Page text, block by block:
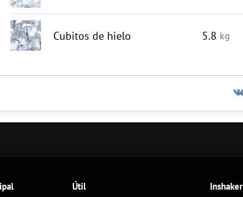
Cubitos de hielo 5.8 kg
Útil Inshaker